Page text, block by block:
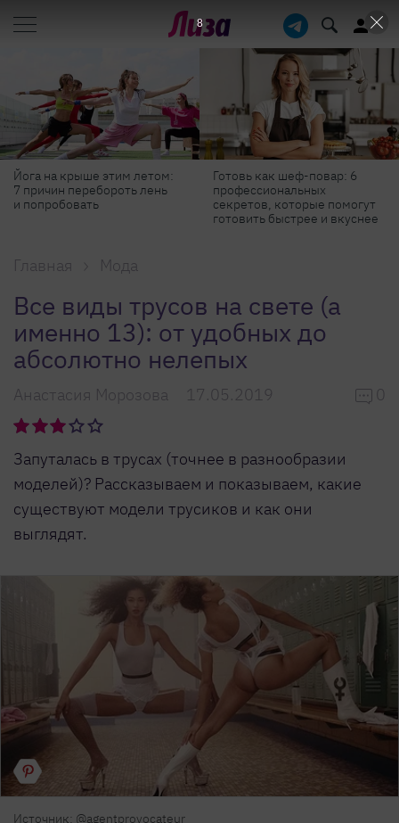
Йога на крыше этим летом:
7 причин перебороть лень
и попробовать
Готовь как шеф-повар: 6
профессиональных
секретов, которые помогут
готовить быстрее и вкуснее
Главная Мода
Все виды трусов на свете (а
именно 13): от удобных до
абсолютно нелепых
Анастасия Морозова 17.05.2019 0
Запуталась в трусах (точнее в разнообразии
моделей)? Рассказываем и показываем, какие
существуют модели трусиков и как они
выглядят.
Источник: @agentprovocateur
6